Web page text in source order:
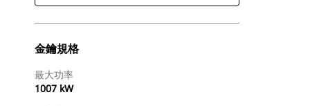
金鑰規格
最大功率
1007 kW